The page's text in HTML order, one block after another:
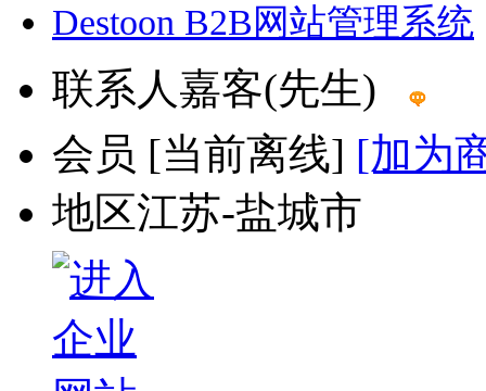
Destoon B2B网站管理系统
联系人 嘉客(先生)
会员 [当前离线] [加为
地区江苏-盐城市